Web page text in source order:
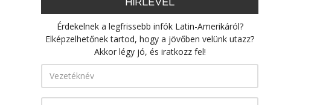
Érdekelnek a legfrissebb infók Latin-Amerikáról?
Elképzelhetőnek tartod, hogy a jövőben velünk utazz?
Akkor légy jó, és iratkozz fel!